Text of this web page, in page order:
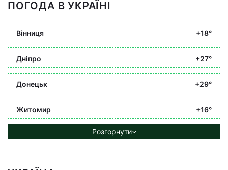
ПОГОДА В УКРАЇНІ
Вінниця +18°
Дніпро +27°
Донецьк +29°
Житомир +16°
Розгорнути